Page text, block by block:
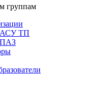
группам
АСУ ТП
ПАЗ